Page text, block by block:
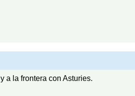
y a la frontera con Asturies.